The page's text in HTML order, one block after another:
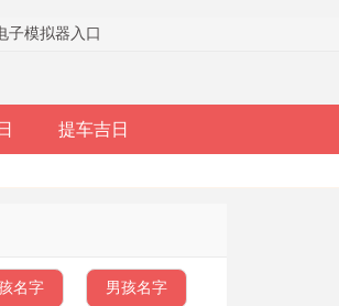
子模拟器入口
提车吉日
名字 男孩名字